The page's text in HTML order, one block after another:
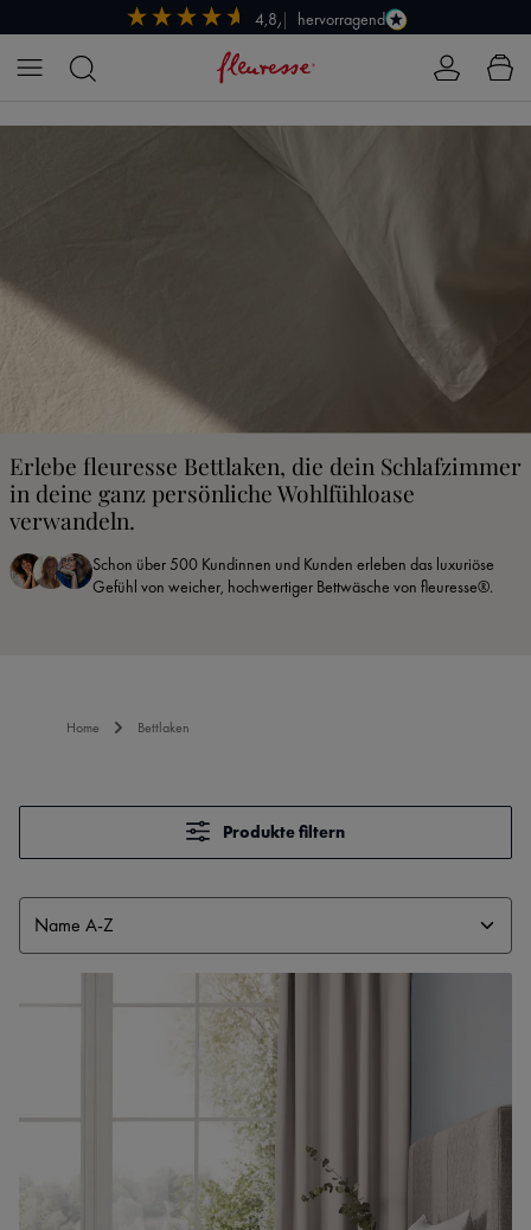
Zum Hauptinhalt springen hervorragend
4,8/5
Erlebe fleuresse Bettlaken, die dein Schlafzimmer
in deine ganz persönliche Wohlfühloase
verwandeln.
Schon über 500 Kundinnen und Kunden erleben das luxuriöse
Gefühl von weicher, hochwertiger Bettwäsche von fleuresse®.
Home Bettlaken
Produkte filtern